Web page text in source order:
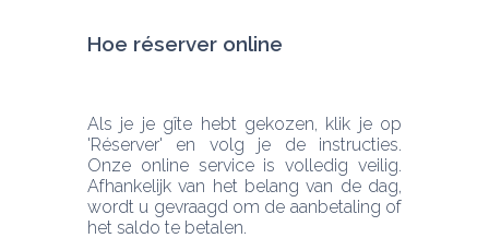
Hoe réserver online
Als je je gîte hebt gekozen, klik je op
'Réserver' en volg je de instructies.
Onze online service is volledig veilig.
Afhankelijk van het belang van de dag,
wordt u gevraagd om de aanbetaling of
het saldo te betalen.